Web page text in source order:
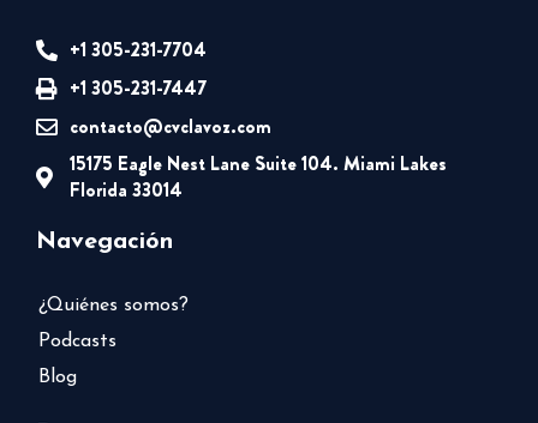
+1 305-231-7704
+1 305-231-7447
contacto@cvclavoz.com
15175 Eagle Nest Lane Suite 104. Miami Lakes
Florida 33014
Navegación
¿Quiénes somos?
Podcasts
Blog